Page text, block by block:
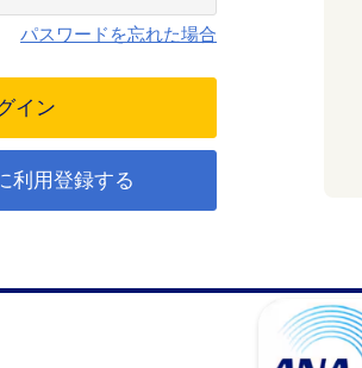
パスワードを忘れた場合
利用登録する